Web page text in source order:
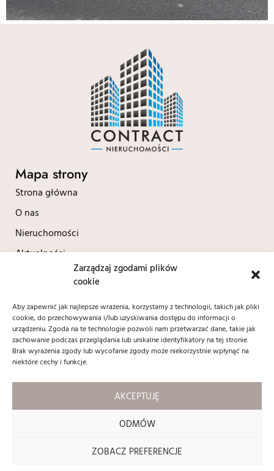
Zarządzaj zgodami plików
cookie
Aby zapewnić jak najlepsze wrażenia, korzystamy z technologii, takich jak pliki
cookie, do przechowywania i/lub uzyskiwania dostępu do informacji o
urządzeniu. Zgoda na te technologie pozwoli nam przetwarzać dane, takie jak
zachowanie podczas przeglądania lub unikalne identyfikatory na tej stronie.
Brak wyrażenia zgody lub wycofanie zgody może niekorzystnie wpłynąć na
niektóre cechy i funkcje.
AKCEPTUJĘ
ODMÓW
ZOBACZ PREFERENCJE
Mapa strony
Strona główna
O nas
Nieruchomości
Aktualności
Kontakt
+48 604 690 037
biuro@contractnieruchomosci.pl
Social media:
Copyright 2024 © contractnieruchomosci.pl